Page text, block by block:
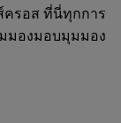
รอส ที่นี่ทุกการ
มองมอบมุมมอง